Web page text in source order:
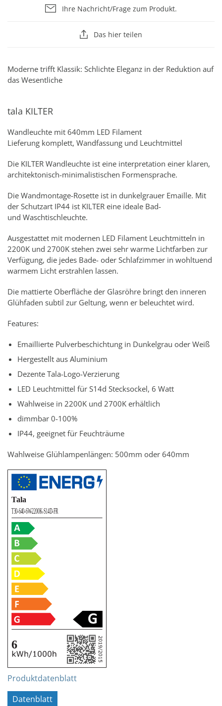
Ihre Nachricht/Frage zum Produkt.
Das hier teilen
Moderne trifft Klassik: Schlichte Eleganz in der Reduktion auf
das Wesentliche
tala KILTER
Wandleuchte mit 640mm LED Filament
Lieferung komplett, Wandfassung und Leuchtmittel
Die KILTER Wandleuchte ist eine interpretation einer klaren,
architektonisch-minimalistischen Formensprache.
Die Wandmontage-Rosette ist in dunkelgrauer Emaille. Mit
der Schutzart IP44 ist KILTER eine ideale Bad-
und Waschtischleuchte.
Ausgestattet mit modernen LED Filament Leuchtmitteln in
2200K und 2700K stehen zwei sehr warme Lichtfarben zur
Verfügung, die jedes Bade- oder Schlafzimmer in wohltuend
warmem Licht erstrahlen lassen.
Die mattierte Oberfläche der Glasröhre bringt den inneren
Glühfaden subtil zur Geltung, wenn er beleuchtet wird.
Features:
Emaillierte Pulverbeschichtung in Dunkelgrau oder Weiß
Hergestellt aus Aluminium
Dezente Tala-Logo-Verzierung
LED Leuchtmittel für S14d Stecksockel, 6 Watt
Wahlweise in 2200K und 2700K erhältlich
dimmbar 0-100%
IP44, geeignet für Feuchträume
Wahlweise Glühlampenlängen: 500mm oder 640mm
Produktdatenblatt
Datenblatt